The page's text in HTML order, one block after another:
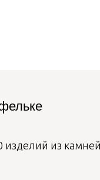
изделий из